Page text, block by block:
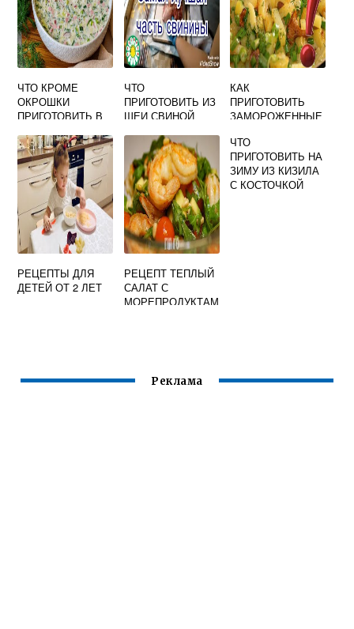
ЧТО КРОМЕ
ОКРОШКИ
ПРИГОТОВИТЬ В
ЧТО
ПРИГОТОВИТЬ ИЗ
ШЕИ СВИНОЙ
КАК
ПРИГОТОВИТЬ
ЗАМОРОЖЕННЫЕ
БЫСТРО И
ВКУСНО
РЕЦЕПТЫ ДЛЯ
ДЕТЕЙ ОТ 2 ЛЕТ
РЕЦЕПТ ТЕПЛЫЙ
САЛАТ С
МОРЕПРОДУКТАМ
ЧТО
ПРИГОТОВИТЬ НА
ЗИМУ ИЗ КИЗИЛА
С КОСТОЧКОЙ
Реклама